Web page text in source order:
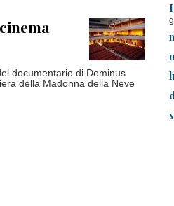
documentario di Dominus
della Madonna della Neve